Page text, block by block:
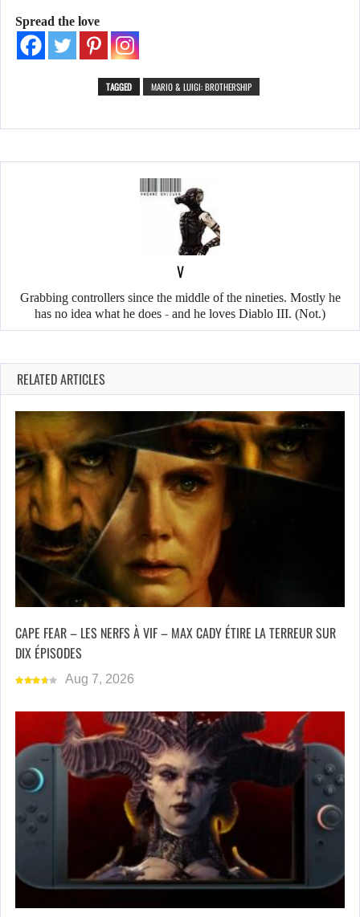
Spread the love
TAGGED MARIO & LUIGI: BROTHERSHIP
V
Grabbing controllers since the middle of the nineties. Mostly he
has no idea what he does - and he loves Diablo III. (Not.)
RELATED ARTICLES
CAPE FEAR – LES NERFS À VIF – MAX CADY ÉTIRE LA TERREUR SUR
DIX ÉPISODES
Aug 7, 2026